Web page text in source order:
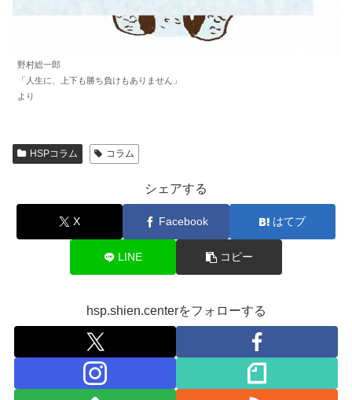
野村総一郎
「人生に、上下も勝ち負けもありません」
より
HSPコラム コラム
シェアする
X Facebook はてブ
LINE コピー
hsp.shien.centerをフォローする